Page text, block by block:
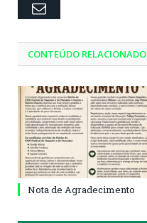
Email
CONTEÚDO RELACIONADO
Nota de Agradecimento